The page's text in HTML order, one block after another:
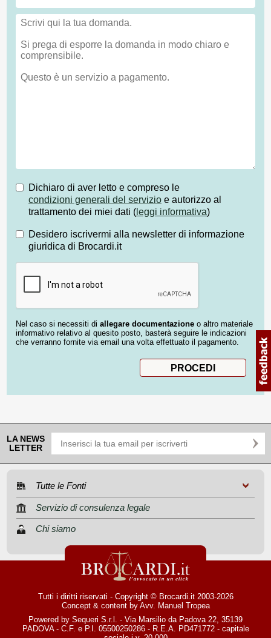
Dichiaro di aver letto e compreso le
condizioni generali del servizio e autorizzo al
trattamento dei miei dati ( leggi informativa)
Desidero iscrivermi alla newsletter di informazione
giuridica di Brocardi.it
Nel caso si necessiti di allegare documentazione o altro materiale
informativo relativo al quesito posto, basterà seguire le indicazioni
che verranno fornite via email una volta effettuato il pagamento.
LA NEWS
LETTER
Tutte le Fonti
Servizio di consulenza legale
Chi siamo
Tutti i diritti riservati - Copyright © Brocardi.it 2003-2026
Concept & content by Avv. Manuel Tropea
Powered by Sequeri S.r.l. - Via Marsilio da Padova 22, 35139
PADOVA - C.F. e P.I. 05500250286 - R.E.A. PD471772 - capitale